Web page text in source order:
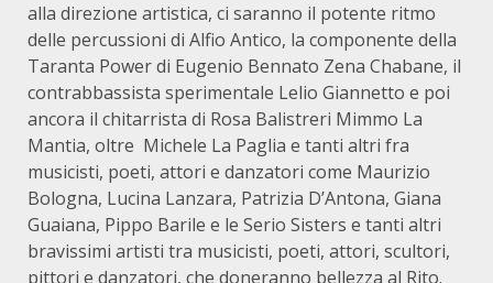
alla direzione artistica, ci saranno il potente ritmo
delle percussioni di Alfio Antico, la componente della
Taranta Power di Eugenio Bennato Zena Chabane, il
contrabbassista sperimentale Lelio Giannetto e poi
ancora il chitarrista di Rosa Balistreri Mimmo La
Mantia, oltre Michele La Paglia e tanti altri fra
musicisti, poeti, attori e danzatori come Maurizio
Bologna, Lucina Lanzara, Patrizia D’Antona, Giana
Guaiana, Pippo Barile e le Serio Sisters e tanti altri
bravissimi artisti tra musicisti, poeti, attori, scultori,
pittori e danzatori, che doneranno bellezza al Rito.